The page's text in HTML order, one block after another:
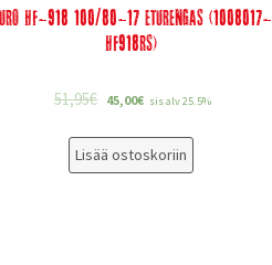
HF-918 100/80-17 eturengas (1008017-
HF918RS)
51,95€ 45,00€ sis alv 25.5%
Lisää ostoskoriin